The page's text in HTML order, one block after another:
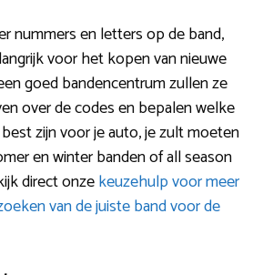
nummers en letters op de band,
voor het kopen van nieuwe
goed bandencentrum zullen ze
over de codes en bepalen welke
zijn voor je auto, je zult moeten
en winter banden of all season
direct onzekeuzehulp voor meer
van de juiste band voor de